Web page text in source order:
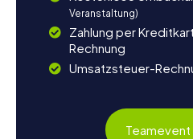
Veranstaltung)
Zahlung per
Rechnung
Umsatzsteuer-